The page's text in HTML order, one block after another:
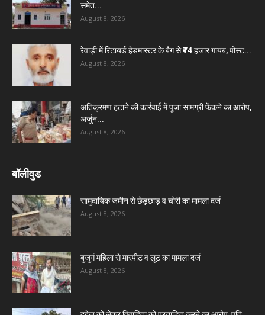
समेत...
August 8, 2026
रेवाड़ी में रिटायर्ड हेडमास्टर के बैग से ₹74 हजार गायब, पोस्ट...
August 8, 2026
अतिक्रमण हटाने की कार्रवाई में पूजा सामग्री फेंकने का आरोप,
अर्जुन...
August 8, 2026
बॉलीवुड
सामुदायिक जमीन से छेड़छाड़ व चोरी का मामला दर्ज
August 8, 2026
बुजुर्ग महिला से मारपीट व लूट का मामला दर्ज
August 8, 2026